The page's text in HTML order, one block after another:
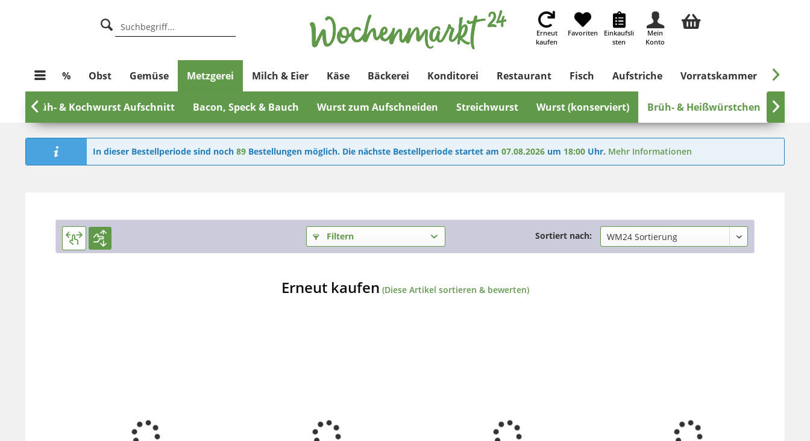
Erneut
kaufen
Favoriten
Einkaufsli
sten
Mein
Konto
% Obst Gemüse Metzgerei Milch & Eier Käse Bäckerei Konditorei Restaurant Fisch Aufstriche Vorratskammer Süßes
Brüh- & Kochwurst Aufschnitt Bacon, Speck & Bauch Wurst zum Aufschneiden Streichwurst Wurst (konserviert) Brüh- & Heißwürstchen
 

In dieser Bestellperiode sind noch 89 Bestellungen möglich. Die nächste Bestellperiode startet am 07.08.2026 um 18:00 Uhr. Mehr Informationen
Filtern Sortiert nach:
Erneut kaufen (Diese Artikel sortieren & bewerten)